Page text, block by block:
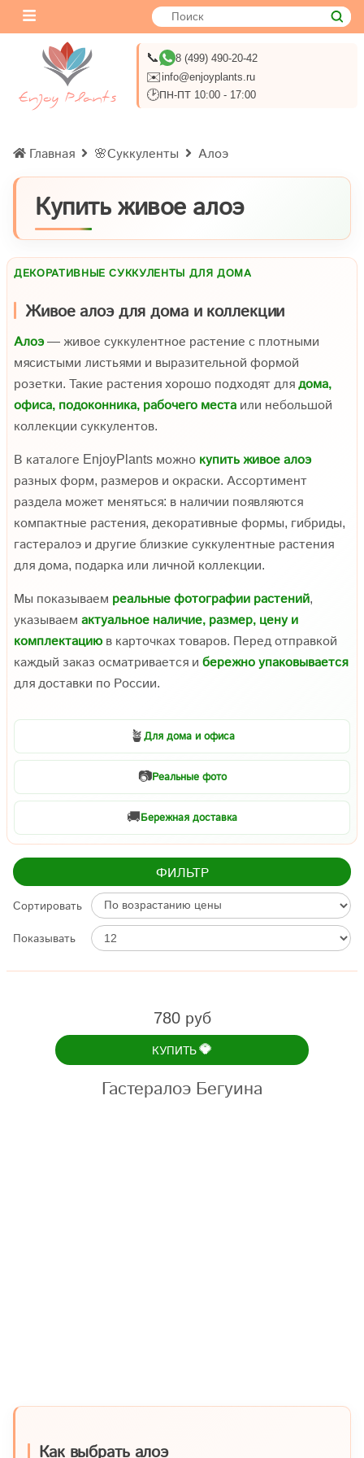
📞 8 (499) 490-20-42
✉️info@enjoyplants.ru
🕑ПН-ПТ 10:00 - 17:00
Главная 🌸Суккуленты Алоэ
Купить живое алоэ
ДЕКОРАТИВНЫЕ СУККУЛЕНТЫ ДЛЯ ДОМА
Живое алоэ для дома и коллекции
Алоэ— живое суккулентное растение с плотными
мясистыми листьями и выразительной формой
розетки. Такие растения хорошо подходят для дома,
офиса, подоконника, рабочего места или небольшой
коллекции суккулентов.
В каталоге EnjoyPlants можно купить живое алоэ
разных форм, размеров и окраски. Ассортимент
раздела может меняться: в наличии появляются
компактные растения, декоративные формы, гибриды,
гастералоэ и другие близкие суккулентные растения
для дома, подарка или личной коллекции.
Мы показываем реальные фотографии растений,
указываем актуальное наличие, размер, цену и
комплектациюв карточках товаров. Перед отправкой
каждый заказ осматривается и бережно упаковывается
для доставки по России.
🪴 Для дома и офиса
📷Реальные фото
🚚Бережная доставка
ФИЛЬТР
Сортировать
Показывать
780 руб
КУПИТЬ💎
Гастералоэ Бегуина
Как выбрать алоэ